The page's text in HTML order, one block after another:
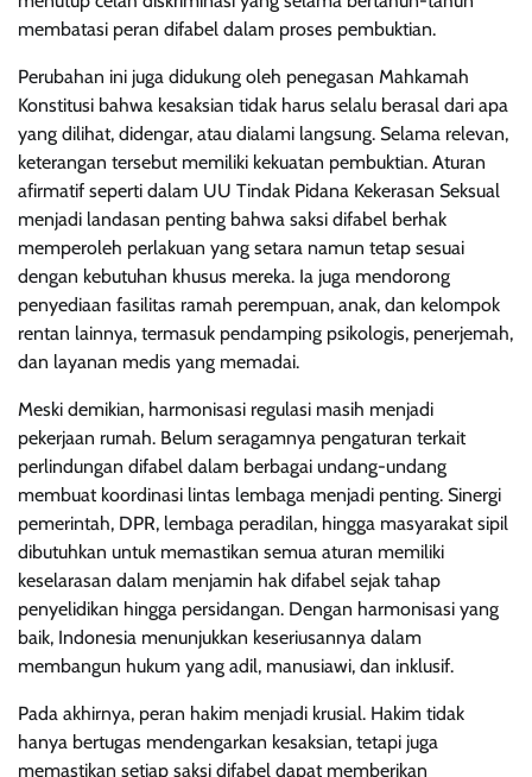
membatasi peran difabel dalam proses pembuktian.
Perubahan ini juga didukung oleh penegasan Mahkamah
Konstitusi bahwa kesaksian tidak harus selalu berasal dari apa
yang dilihat, didengar, atau dialami langsung. Selama relevan,
keterangan tersebut memiliki kekuatan pembuktian. Aturan
afirmatif seperti dalam UU Tindak Pidana Kekerasan Seksual
menjadi landasan penting bahwa saksi difabel berhak
memperoleh perlakuan yang setara namun tetap sesuai
dengan kebutuhan khusus mereka. Ia juga mendorong
penyediaan fasilitas ramah perempuan, anak, dan kelompok
rentan lainnya, termasuk pendamping psikologis, penerjemah,
dan layanan medis yang memadai.
Meski demikian, harmonisasi regulasi masih menjadi
pekerjaan rumah. Belum seragamnya pengaturan terkait
perlindungan difabel dalam berbagai undang-undang
membuat koordinasi lintas lembaga menjadi penting. Sinergi
pemerintah, DPR, lembaga peradilan, hingga masyarakat sipil
dibutuhkan untuk memastikan semua aturan memiliki
keselarasan dalam menjamin hak difabel sejak tahap
penyelidikan hingga persidangan. Dengan harmonisasi yang
baik, Indonesia menunjukkan keseriusannya dalam
membangun hukum yang adil, manusiawi, dan inklusif.
Pada akhirnya, peran hakim menjadi krusial. Hakim tidak
hanya bertugas mendengarkan kesaksian, tetapi juga
memastikan setiap saksi difabel dapat memberikan